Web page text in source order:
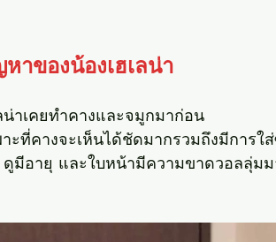
าของน้องเฮเลน่า
น่าเคยทำคางและจมูกมาก่อน
ะที่คางจะเห็นได้ชัดมากรวมถึงมีการใ
มีอายุ และใบหน้ามีความขาดวอลลุ่มม